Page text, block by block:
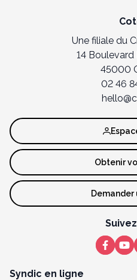
Une filiale du
14
45000
02 46
Syndic en ligne
Obtenir
Demander